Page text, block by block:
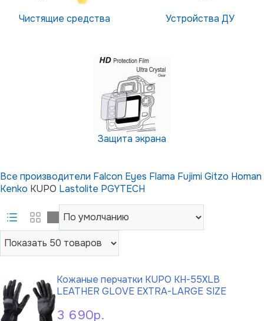
Чистящие средства Устройства ДУ
Защита экрана
Все производители Falcon Eyes Flama FujimiGitzo Homan
Kenko KUPO Lastolite PGYTECH
3 690р.
Кожаные перчатки KUPO KH-55XLB
LEATHER GLOVE EXTRA-LARGE SIZE